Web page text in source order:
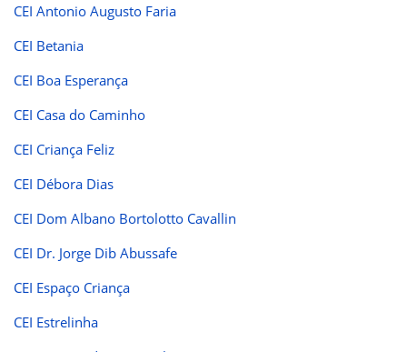
CEI Antonio Augusto Faria
CEI Betania
CEI Boa Esperança
CEI Casa do Caminho
CEI Criança Feliz
CEI Débora Dias
CEI Dom Albano Bortolotto Cavallin
CEI Dr. Jorge Dib Abussafe
CEI Espaço Criança
CEI Estrelinha